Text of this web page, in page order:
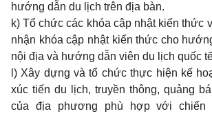
hướng dẫn du lịch trên địa bàn.
k) Tổ chức các khóa cập nhật kiến thức
nhận khóa cập nhật kiến thức cho
nội địa và hướng dẫn viên du lịch quốc
l) Xây dựng và tổ chức thực hiện kế
xúc tiến du lịch, truyền thông, quảng
của địa phương phù hợp với chiến